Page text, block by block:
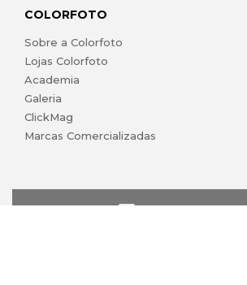
COLORFOTO
Sobre a Colorfoto
Lojas Colorfoto
Academia
Galeria
ClickMag
Marcas Comercializadas
lojaonline@colorfoto.pt